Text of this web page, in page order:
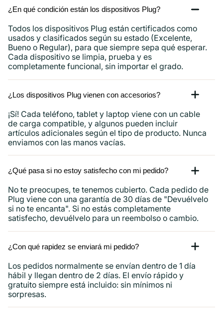
¿En qué condición están los dispositivos Plug?
Todos los dispositivos Plug están certificados como
usados ​​y clasificados según su estado (Excelente,
Bueno o Regular), para que siempre sepa qué esperar.
Cada dispositivo se limpia, prueba y es
completamente funcional, sin importar el grado.
¿Los dispositivos Plug vienen con accesorios?
¡Sí! Cada teléfono, tablet y laptop viene con un cable
de carga compatible, y algunos pueden incluir
artículos adicionales según el tipo de producto. Nunca
enviamos con las manos vacías.
¿Qué pasa si no estoy satisfecho con mi pedido?
No te preocupes, te tenemos cubierto. Cada pedido de
Plug viene con una garantía de 30 días de "Devuélvelo
si no te encanta". Si no estás completamente
satisfecho, devuélvelo para un reembolso o cambio.
¿Con qué rapidez se enviará mi pedido?
Los pedidos normalmente se envían dentro de 1 día
hábil y llegan dentro de 2 días. El envío rápido y
gratuito siempre está incluido: sin mínimos ni
sorpresas.